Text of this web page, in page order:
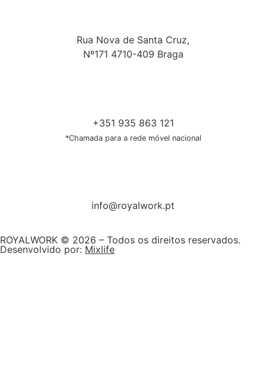
Rua Nova de Santa Cruz,
Nº171 4710-409 Braga
+351 935 863 121
*Chamada para a rede móvel nacional
info@royalwork.pt
ROYALWORK © 2026 – Todos os direitos reservados.
Desenvolvido por: Mixlife